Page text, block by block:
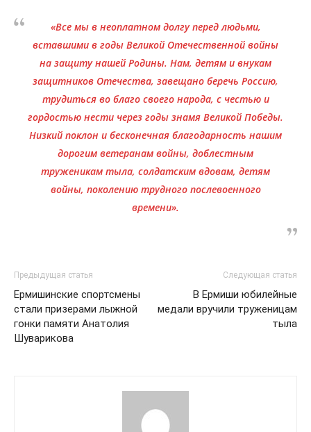
«Все мы в неоплатном долгу перед людьми,
вставшими в годы Великой Отечественной войны
на защиту нашей Родины. Нам, детям и внукам
защитников Отечества, завещано беречь Россию,
трудиться во благо своего народа, с честью и
гордостью нести через годы знамя Великой Победы.
Низкий поклон и бесконечная благодарность нашим
дорогим ветеранам войны, доблестным
труженикам тыла, солдатским вдовам, детям
войны, поколению трудного послевоенного
времени».
Предыдущая статья
Ермишинские спортсмены
стали призерами лыжной
гонки памяти Анатолия
Шуварикова
Следующая статья
В Ермиши юбилейные
медали вручили труженицам
тыла